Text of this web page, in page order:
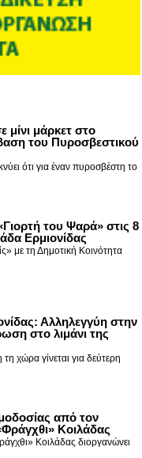
μίνι μάρκετ στο
του Πυροσβεστικού
ότι για έναν πυροσβέστη το
του Ψαρά» στις 8
Ερμιονίδας
με τη Δημοτική Κοινότητα
Αλληλεγγύη στην
στο λιμάνι της
χώρα γίνεται για δεύτερη
από τον
Κοιλάδας
Κοιλάδας διοργανώνει